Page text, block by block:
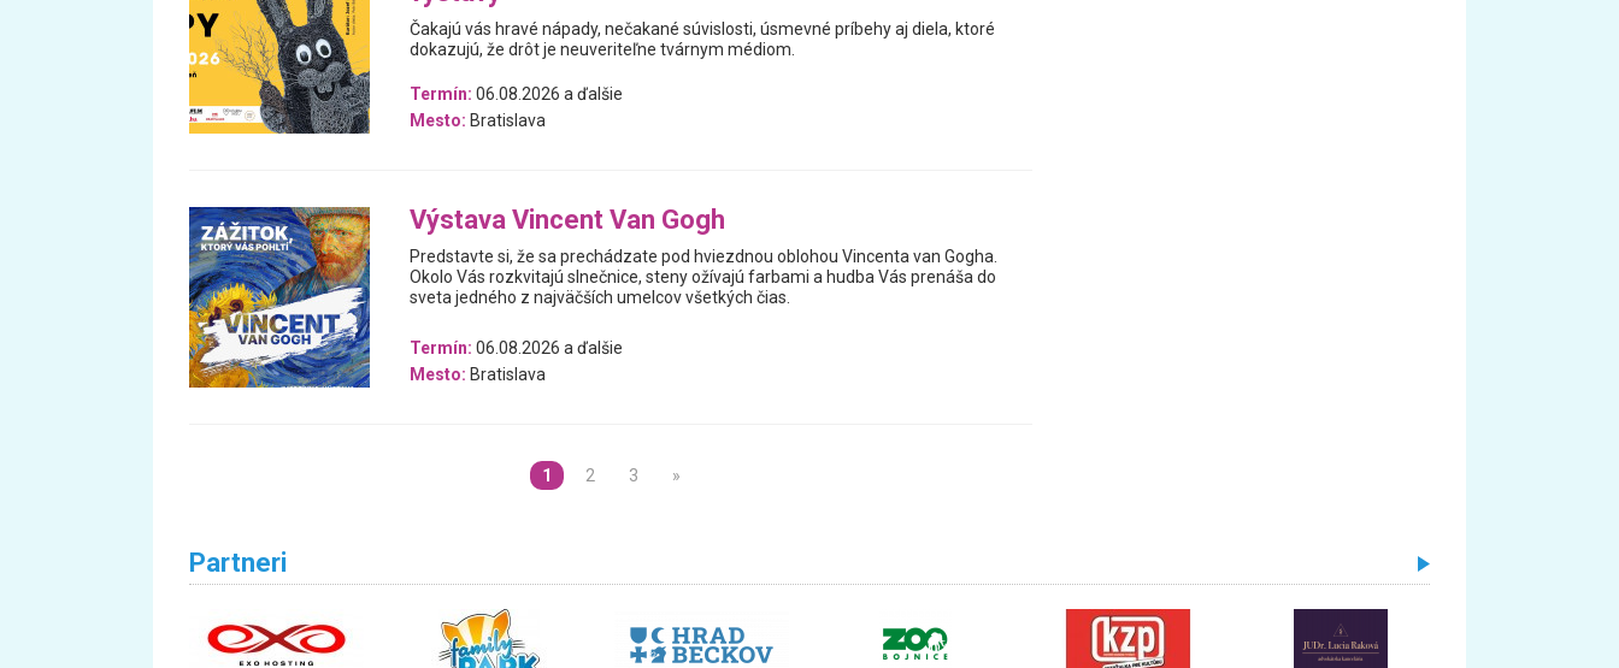
Čakajú vás hravé nápady, nečakané súvislosti, úsmevné príbehy aj diela, ktoré
dokazujú, že drôt je neuveriteľne tvárnym médiom.
Termín: 06.08.2026 a ďalšie
Mesto: Bratislava
Výstava Vincent Van Gogh
Predstavte si, že sa prechádzate pod hviezdnou oblohou Vincenta van Gogha.
Okolo Vás rozkvitajú slnečnice, steny ožívajú farbami a hudba Vás prenáša do
sveta jedného z najväčších umelcov všetkých čias.
Termín: 06.08.2026 a ďalšie
Mesto: Bratislava
1 2 3 »
Partneri